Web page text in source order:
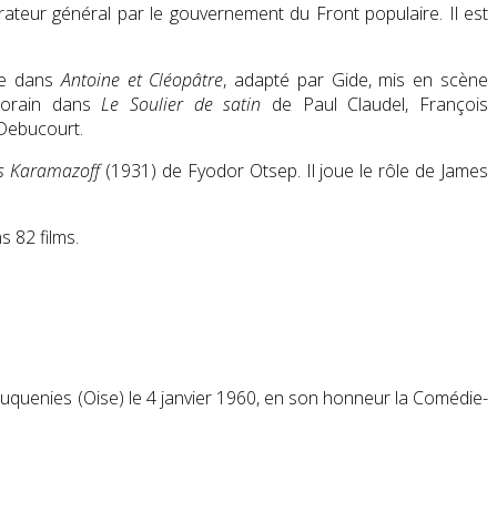
général par le gouvernement du Front populaire. Il est
dansAntoine et Cléopâtre, adapté par Gide, mis en scène
dansLe Soulier de satin de Paul Claudel, François
Karamazoff(1931) de Fyodor Otsep. Il joue le rôle de James
82 films.
(Oise) le 4 janvier 1960, en son honneur la Comédie-